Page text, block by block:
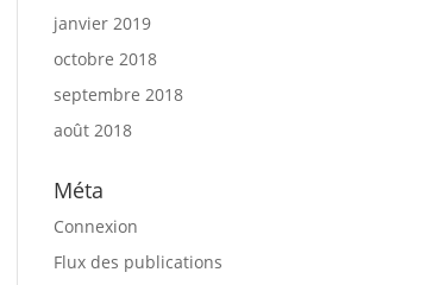
janvier 2019
octobre 2018
septembre 2018
août 2018
Méta
Connexion
Flux des publications